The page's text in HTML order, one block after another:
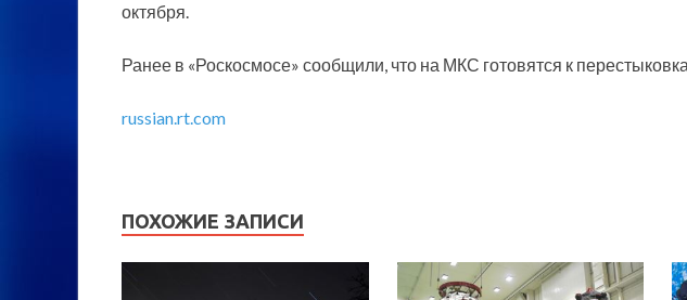
октября.
Ранее в «Роскосмосе» сообщили, что на МКС готовятся к
russian.rt.com
ПОХОЖИЕ ЗАПИСИ